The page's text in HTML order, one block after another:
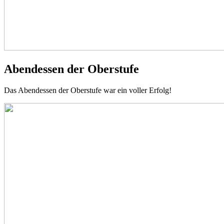
Abendessen der Oberstufe
Das Abendessen der Oberstufe war ein voller Erfolg!